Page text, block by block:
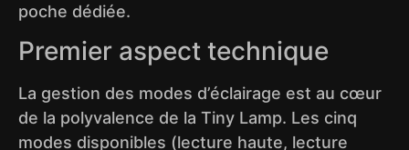
poche dédiée.
Premier aspect technique
La gestion des modes d’éclairage est au cœur
de la polyvalence de la Tiny Lamp. Les cinq
modes disponibles (lecture haute, lecture